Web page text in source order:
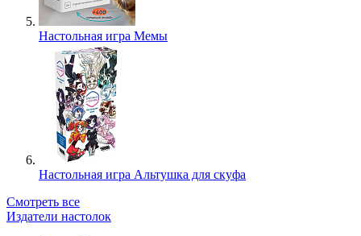
Настольная игра Мемы
Настольная игра Альтушка для скуфа
Смотреть все
Издатели настолок